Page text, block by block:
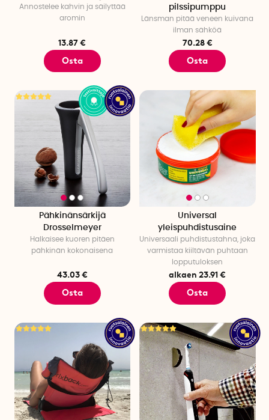
Annostelee kahvin ja säilyttää
aromin
13.87 €
Osta
pilssipumppu
Länsman pitää veneen kuivana
ilman sähköä
70.28 €
Osta
Pähkinänsärkijä
Drosselmeyer
Halkaisee kuoren pitäen
pähkinän kokonaisena
43.03 €
Osta
Universal
yleispuhdistusaine
Universaali puhdistustahna, joka
varmistaa kiiltävän puhtaan
lopputuloksen
alkaen 23.91 €
Osta